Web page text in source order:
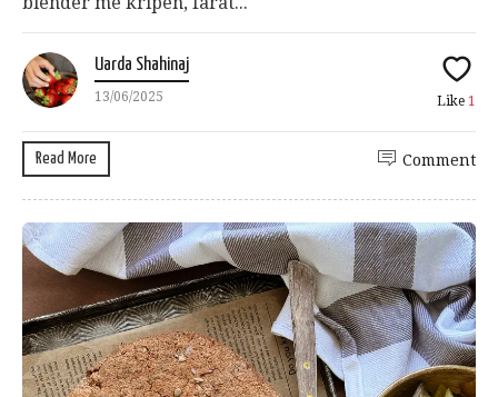
Uarda Shahinaj
13/06/2025 Like 1
Read More Comment